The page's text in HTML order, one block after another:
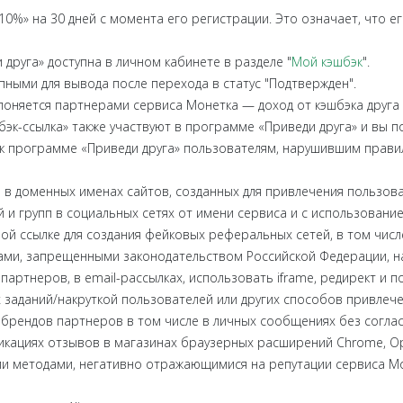
на 30 дней с момента его регистрации. Это означает, что
доступна в личном кабинете в разделе "Мой кэшбэк".
для вывода после перехода в статус "Подтвержден".
партнерами сервиса Монетка — доход от кэшбэка друга
также участвуют в программе «Приведи друга» и вы
программе «Приведи друга» пользователям, нарушившим
именах сайтов, созданных для привлечения
групп в социальных сетях от имени сервиса и с
ссылке для создания фейковых реферальных сетей, в том
запрещенными законодательством Российской
в email-рассылках, использовать iframe, редирект и
накруткой пользователей или других способов
партнеров в том числе в личных сообщениях без
отзывов в магазинах браузерных расширений Chrome,
методами, негативно отражающимися на репутации сервиса